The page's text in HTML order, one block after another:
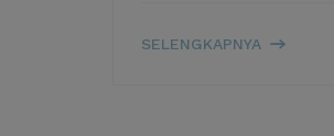
SELENGKAPNYAURGENSI